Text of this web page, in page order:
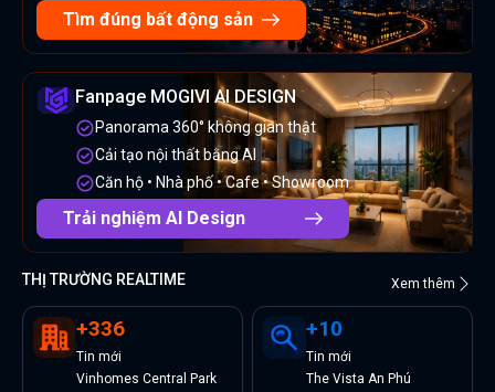
Tìm đúng bất động sản
Fanpage MOGIVI AI DESIGN
Panorama 360° không gian thật
Cải tạo nội thất bằng AI
Căn hộ • Nhà phố • Cafe • Showroom
Trải nghiệm AI Design
THỊ TRƯỜNG REALTIME Xem thêm
+336
Tin mới
Vinhomes Central Park
+10
Tin mới
The Vista An Phú